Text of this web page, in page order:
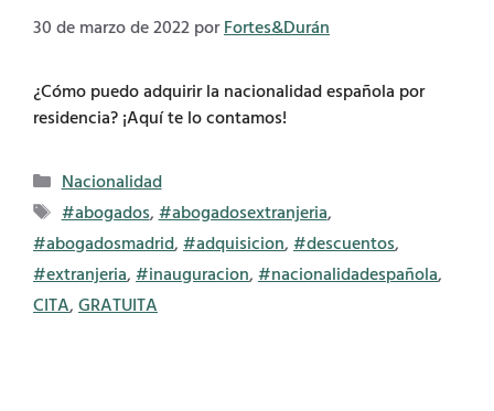
30 de marzo de 2022 porFortes&Durán
¿Cómo puedo adquirir la nacionalidad española por
residencia? ¡Aquí te lo contamos!
Categorías
Nacionalidad
Etiquetas
#abogados, #abogadosextranjeria,
#abogadosmadrid, #adquisicion, #descuentos,
#extranjeria, #inauguracion, #nacionalidadespañola,
CITA, GRATUITA